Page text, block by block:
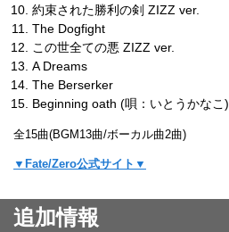
約束された勝利の剣 ZIZZ ver.
The Dogfight
この世全ての悪 ZIZZ ver.
A Dreams
The Berserker
Beginning oath (唄：いとうかなこ)
全15曲(BGM13曲/ボーカル曲2曲)
▼Fate/Zero公式サイト▼
追加情報